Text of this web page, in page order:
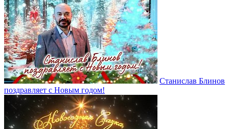
Станислав Блинов
поздравляет с Новым годом!